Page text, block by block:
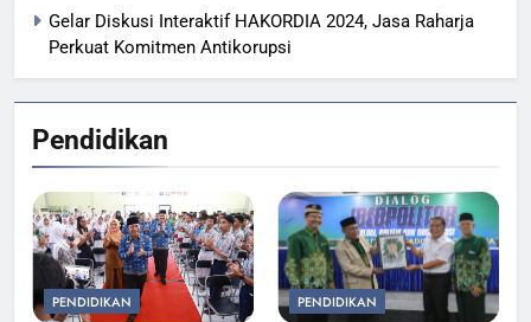
Gelar Diskusi Interaktif HAKORDIA 2024, Jasa Raharja
Perkuat Komitmen Antikorupsi
Pendidikan
PENDIDIKAN PENDIDIKAN